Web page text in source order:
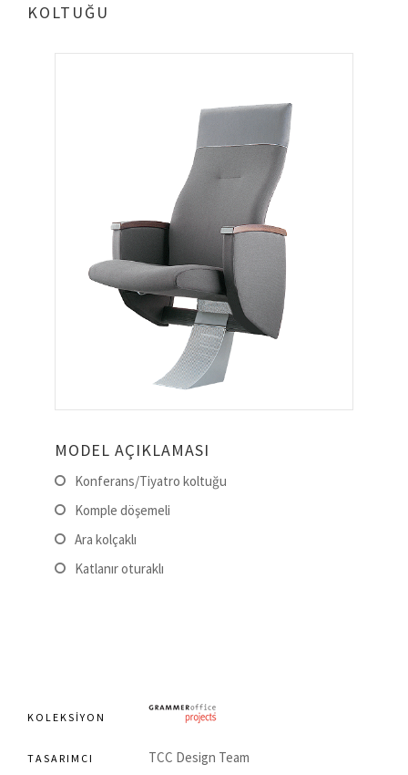
KOLTUĞU
MODEL AÇIKLAMASI
Konferans/Tiyatro koltuğu
Komple döşemeli
Ara kolçaklı
Katlanır oturaklı
KOLEKSIYON
TASARIMCI TCC Design Team